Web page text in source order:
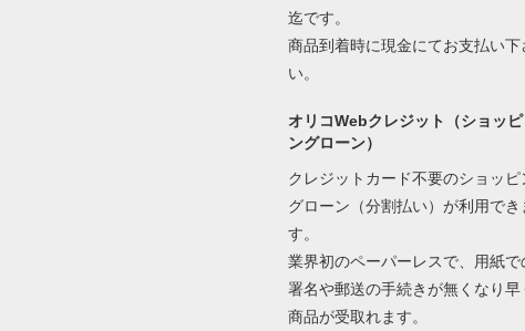
迄です。
商品到着時に現金にてお支払い下
い。
オリコWebクレジット（ショッピ
ングローン）
クレジットカード不要のショッピ
グローン（分割払い）が利用でき
す。
業界初のペーパーレスで、用紙で
署名や郵送の手続きが無くなり早
商品が受取れます。